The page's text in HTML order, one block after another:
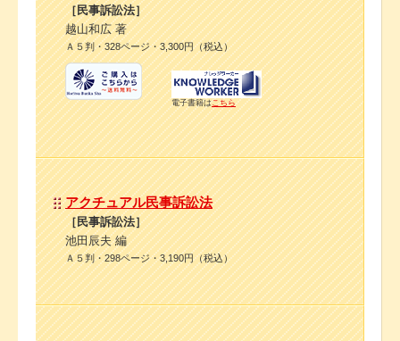
［民事訴訟法］
越山和広 著
Ａ５判・328ページ・3,300円（税込）
電子書籍はこちら
アクチュアル民事訴訟法
［民事訴訟法］
池田辰夫 編
Ａ５判・298ページ・3,190円（税込）